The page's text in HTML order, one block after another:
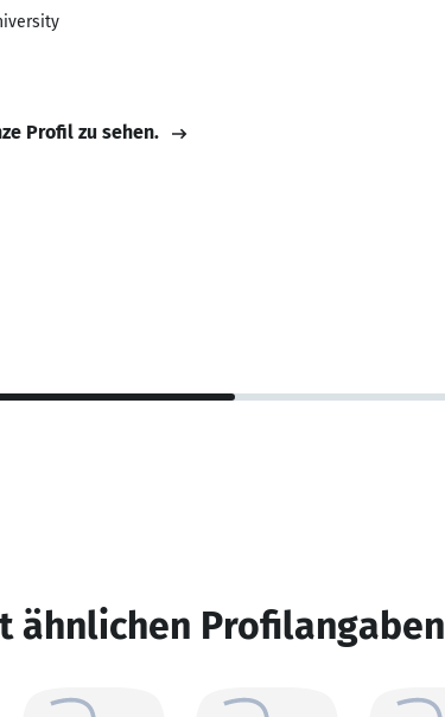
Profil zu sehen.
ähnlichen Profilangaben